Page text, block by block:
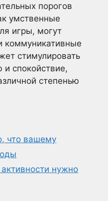
порогов
умственные
игры, могут
коммуникативные
стимулировать
и спокойствие,
степенью
что вашему
нужно